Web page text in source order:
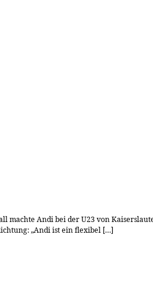
Andi bei der U23 von
„Andi ist ein flexibel […]